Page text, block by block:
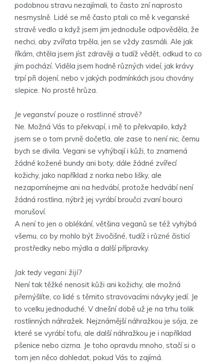
podobnou stravu nezajímali, to často zní naprosto
nesmyslně. Lidé se mě často ptali co mě k veganské
stravě vedlo a když jsem jim jednoduše odpověděla, že
nechci, aby zvířata trpěla, jen se vždy zasmáli. Ale jak
říkám, chtěla jsem jíst zdravěji a tudíž vědět, odkud to co
jím pochází. Viděla jsem hodně různých videí, jak krávy
trpí při dojení, nebo v jakých podmínkách jsou chovány
slepice. No prostě hrůza.
Je veganství pouze o rostlinné stravě?
Ne. Možná Vás to překvapí, i mě to překvapilo, když
jsem se o tom prvně dočetla, ale zase to není nic, čemu
bych se divila. Vegani se vyhýbají i kůži, to znamená
žádné kožené bundy ani boty, dále žádné zvířecí
kožichy, jako například z norka nebo lišky, ale
nezapomínejme ani na hedvábí, protože hedvábí není
žádná rostlina, nýbrž jej vyrábí broučci zvaní bourci
morušoví.
A není to jen o oblékání, většina veganů se též vyhýbá
všemu, co by mohlo být živočišné, tudíž i různé čisticí
prostředky nebo mýdla a další přípravky.
Jak tedy vegani žijí?
Není tak těžké nenosit kůži ani kožichy, ale možná
přemýšlíte, co lidé s těmito stravovacími návyky jedí. Je
to vcelku jednoduché. V dnešní době už je na trhu tolik
rostlinných náhražek. Nejznámější náhražkou je sója, ze
které se vyrábí tofu, ale další náhražkou je i například
pšenice nebo cizrna. Je toho opravdu mnoho, stačí si o
tom jen něco dohledat, pokud Vás to zajímá.